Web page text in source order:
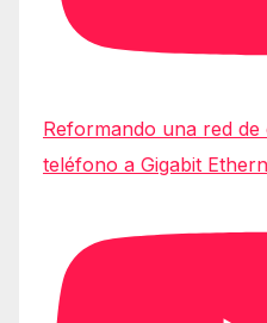
Reformando una red de
teléfono a Gigabit